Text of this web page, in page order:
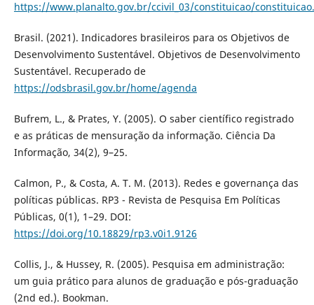
https://www.planalto.gov.br/ccivil_03/constituicao/
Brasil. (2021). Indicadores brasileiros para os Objetivos de
Desenvolvimento Sustentável. Objetivos de Desenvolvimento
Sustentável. Recuperado de
https://odsbrasil.gov.br/home/agenda
Bufrem, L., & Prates, Y. (2005). O saber científico registrado
e as práticas de mensuração da informação. Ciência Da
Informação, 34(2), 9–25.
Calmon, P., & Costa, A. T. M. (2013). Redes e governança das
políticas públicas. RP3 - Revista de Pesquisa Em Políticas
Públicas, 0(1), 1–29. DOI:
https://doi.org/10.18829/rp3.v0i1.9126
Collis, J., & Hussey, R. (2005). Pesquisa em administração:
um guia prático para alunos de graduação e pós-graduação
(2nd ed.). Bookman.